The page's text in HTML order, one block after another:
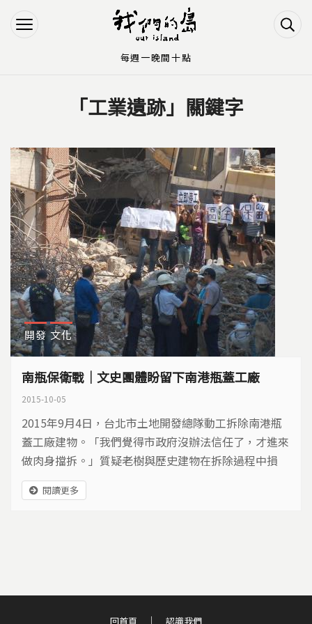
Jump to Navigation
Jump to Main content
「工業遺跡」關鍵字
開發 文化
南瓶保衛戰｜文史團體盼留下南港瓶蓋工廠
2015-10-05
2015年9月4日，台北市土地開發總隊動工拆除南港瓶
蓋工廠建物。「我們覺得市政府沒辦法信任了，才進來
做肉身擋拆。」質疑老樹與歷史建物在拆除過程中損
毀，瓶蓋保衛隊召集人林怡君與志工，站上瓦礫堆，阻
止拆除工程，他們舉起「全區保留」的海報，想保護台
閱讀更多
回首頁 認識我們
每週一晚間十點